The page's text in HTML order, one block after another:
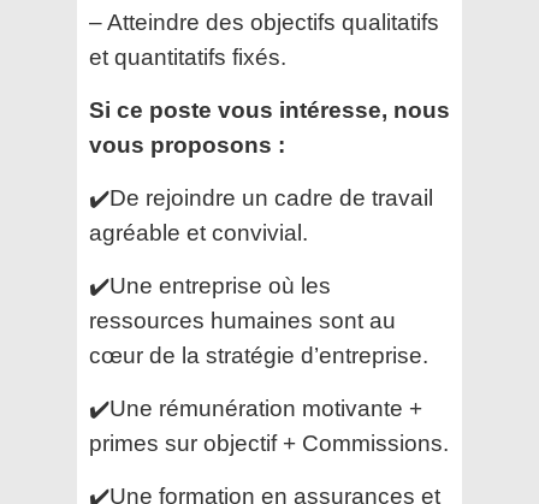
– Atteindre des objectifs qualitatifs
et quantitatifs fixés.
Si ce poste vous intéresse, nous
vous proposons :
✔️De rejoindre un cadre de travail
agréable et convivial.
✔️Une entreprise où les
ressources humaines sont au
cœur de la stratégie d’entreprise.
✔️Une rémunération motivante +
primes sur objectif + Commissions.
✔️Une formation en assurances et